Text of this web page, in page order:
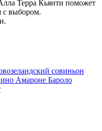
Терра Кьянти поможет
с выбором.
совиньон
Амароне Бароло